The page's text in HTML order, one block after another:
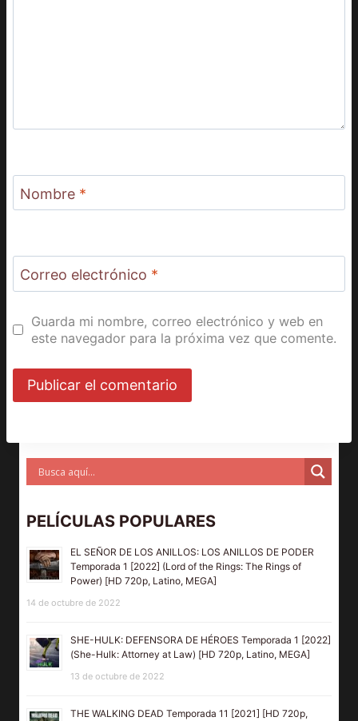
Nombre *
Correo electrónico *
Guarda mi nombre, correo electrónico y web en
este navegador para la próxima vez que comente.
PELÍCULAS POPULARES
EL SEÑOR DE LOS ANILLOS: LOS ANILLOS DE PODER
Temporada 1 [2022] (Lord of the Rings: The Rings of
Power) [HD 720p, Latino, MEGA]
14 de octubre de 2022
SHE-HULK: DEFENSORA DE HÉROES Temporada 1 [2022]
(She-Hulk: Attorney at Law) [HD 720p, Latino, MEGA]
13 de octubre de 2022
THE WALKING DEAD Temporada 11 [2021] [HD 720p,